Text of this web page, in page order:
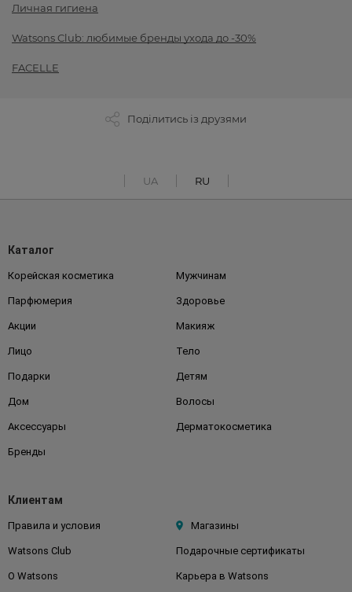
Личная гигиена
Watsons Club: любимые бренды ухода до -30%
FACELLE
Поділитись із друзями
UA RU
Каталог
Корейская косметика Мужчинам
Парфюмерия Здоровье
Акции Макияж
Лицо Тело
Подарки Детям
Дом Волосы
Аксессуары Дерматокосметика
Бренды
Клиентам
Правила и условия Магазины
Watsons Club Подарочные сертификаты
О Watsons Карьера в Watsons